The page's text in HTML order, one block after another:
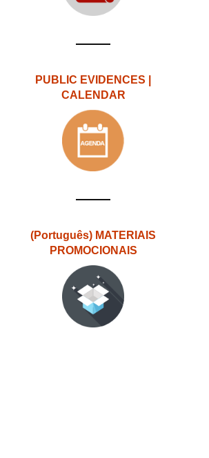
PUBLIC EVIDENCES |
CALENDAR
(Português) MATERIAIS
PROMOCIONAIS